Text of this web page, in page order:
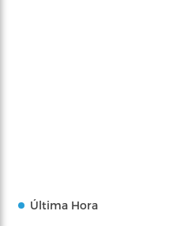
Última Hora